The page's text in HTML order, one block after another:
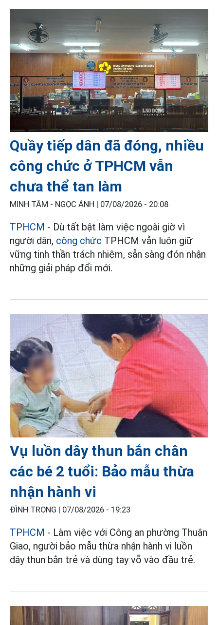
Quầy tiếp dân đã đóng, nhiều
công chức ở TPHCM vẫn
chưa thể tan làm
MINH TÂM - NGỌC ÁNH | 07/08/2026 - 20:08
TPHCM - Dù tất bật làm việc ngoài giờ vì
người dân, công chức TPHCM vẫn luôn giữ
vững tinh thần trách nhiệm, sẵn sàng đón nhận
những giải pháp đổi mới.
Vụ luồn dây thun bắn chân
các bé 2 tuổi: Bảo mẫu thừa
nhận hành vi
ĐÌNH TRỌNG | 07/08/2026 - 19:23
TPHCM - Làm việc với Công an phường Thuận
Giao, người bảo mẫu thừa nhận hành vi luồn
dây thun bắn trẻ và dùng tay vỗ vào đầu trẻ.